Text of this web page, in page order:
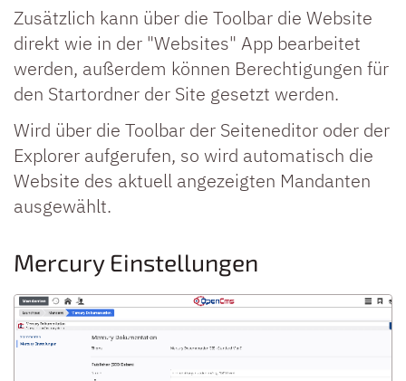
Zusätzlich kann über die Toolbar die Website
direkt wie in der "Websites" App bearbeitet
werden, außerdem können Berechtigungen für
den Startordner der Site gesetzt werden.
Wird über die Toolbar der Seiteneditor oder der
Explorer aufgerufen, so wird automatisch die
Website des aktuell angezeigten Mandanten
ausgewählt.
Mercury Einstellungen